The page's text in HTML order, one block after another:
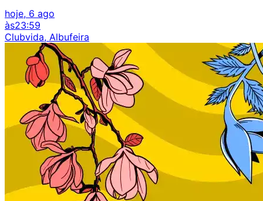
hoje, 6 ago
às23:59
Clubvida, Albufeira